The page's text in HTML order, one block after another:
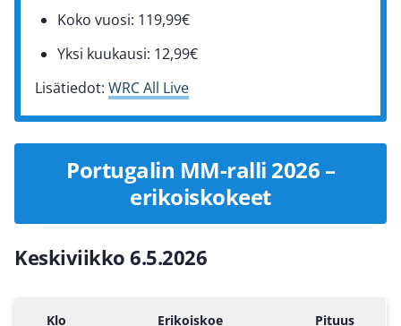
Koko vuosi: 119,99€
Yksi kuukausi: 12,99€
Lisätiedot: WRC All Live
Portugalin MM-ralli 2026 –
erikoiskokeet
Keskiviikko 6.5.2026
Klo Erikoiskoe Pituus